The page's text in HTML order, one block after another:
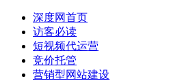
深度网首页
访客必读
短视频代运营
竞价托管
营销型网站建设